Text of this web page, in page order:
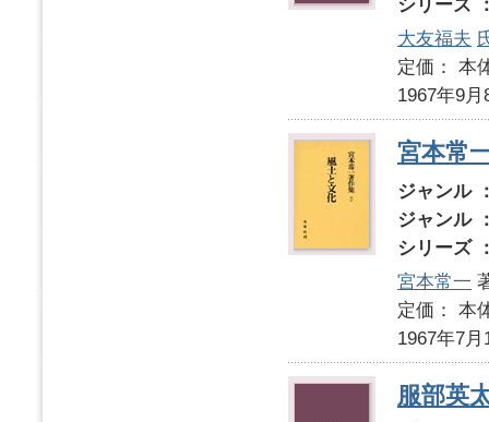
シリーズ
大友福夫
定価：
1967年9月
宮本常
ジャンル
ジャンル
シリーズ
宮本常一
定価：
1967年7月
服部英